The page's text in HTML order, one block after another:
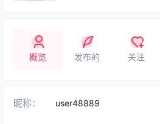
概览 发布的 关注
昵称： user48889